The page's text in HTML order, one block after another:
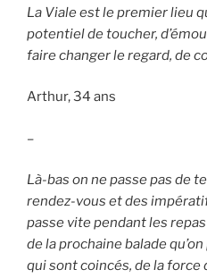
La Viale est le premier lieu
potentiel de toucher,
faire changer le regard, de
Arthur, 34 ans
–
Là-bas on ne passe pas de
rendez-vous et des
passe vite pendant les
de la prochaine balade
qui sont coincés, de la force